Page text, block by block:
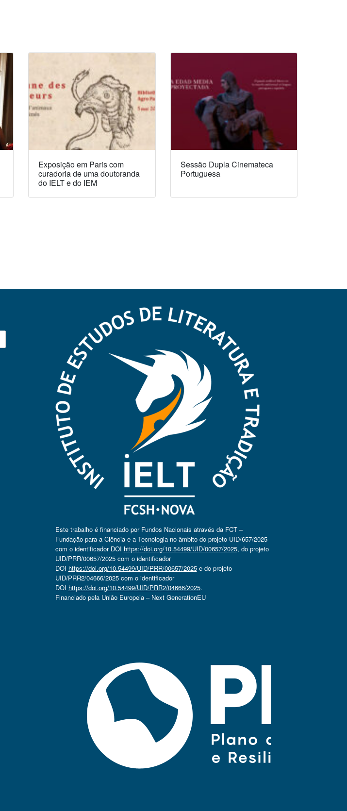
Exposição em Paris com
curadoria de uma doutoranda
do IELT e do IEM
Sessão Dupla Cinemateca
Portuguesa
Este trabalho é financiado por Fundos Nacionais através da FCT –
Fundação para a Ciência e a Tecnologia no âmbito do projeto UID/657/2025
com o identificador DOI https://doi.org/10.54499/UID/00657/2025, do projeto
UID/PRR/00657/2025 com o identificador
DOI https://doi.org/10.54499/UID/PRR/00657/2025e do projeto
UID/PRR2/04666/2025 com o identificador
DOI https://doi.org/10.54499/UID/PRR2/04666/2025.
Financiado pela União Europeia – Next GenerationEU